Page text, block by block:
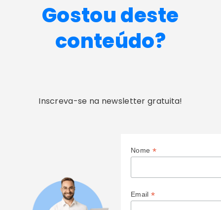
Gostou deste
conteúdo?
Inscreva-se na newsletter gratuita!
Nome *
Email *